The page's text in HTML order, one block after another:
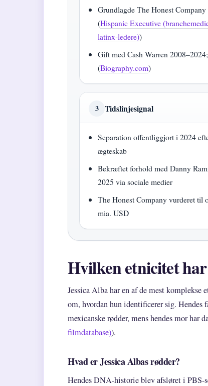
Grundlagde The Honest Company
(Hispanic Executive
latinx-ledere))
Gift med Cash Warren
(Biography.com)
3 Tidslinjesignal
Separation offentliggjort i 2024
ægteskab
Bekræftet forhold med Danny
2025 via sociale medier
The Honest Company vurderet til
mia. USD
Hvilken etnicitet
Jessica Alba har en af de mest
om, hvordan hun identificerer sig. Hendes
mexicanske rødder, mens hendes mor har
filmdatabase)).
Hvad er Jessica Albas rødder?
Hendes DNA-historie blev afsløret i PBS-